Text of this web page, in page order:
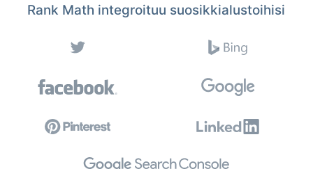
Rank Math integroituu suosikkialustoihisi